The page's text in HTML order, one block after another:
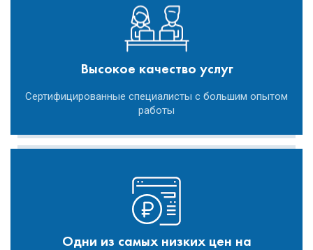
Высокое качество услуг
Сертифицированные специалисты с большим опытом
работы
Одни из самых низких цен на